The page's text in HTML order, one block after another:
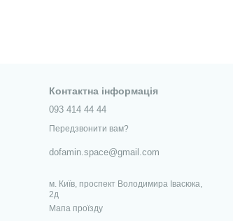
Контактна інформація
093 414 44 44
Передзвонити вам?
dofamin.space@gmail.com
м. Київ, проспект Володимира Івасюка,
2д
Мапа проїзду